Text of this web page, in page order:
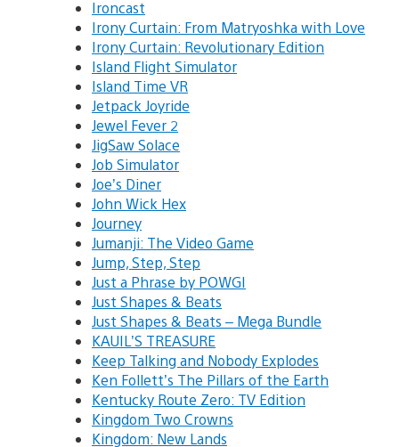
Ironcast
Irony Curtain: From Matryoshka with Love
Irony Curtain: Revolutionary Edition
Island Flight Simulator
Island Time VR
Jetpack Joyride
Jewel Fever 2
JigSaw Solace
Job Simulator
Joe’s Diner
John Wick Hex
Journey
Jumanji: The Video Game
Jump, Step, Step
Just a Phrase by POWGI
Just Shapes & Beats
Just Shapes & Beats – Mega Bundle
KAUIL’S TREASURE
Keep Talking and Nobody Explodes
Ken Follett’s The Pillars of the Earth
Kentucky Route Zero: TV Edition
Kingdom Two Crowns
Kingdom: New Lands